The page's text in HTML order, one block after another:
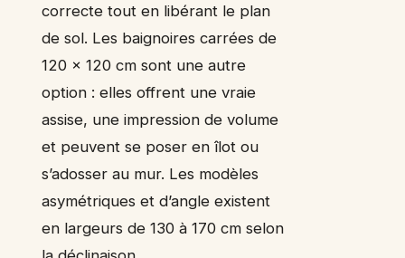
correcte tout en libérant le plan
de sol. Les baignoires carrées de
120 x 120 cm sont une autre
option : elles offrent une vraie
assise, une impression de volume
et peuvent se poser en îlot ou
s’adosser au mur. Les modèles
asymétriques et d’angle existent
en largeurs de 130 à 170 cm selon